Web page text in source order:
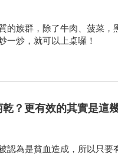
的族群，除了牛肉、菠菜
一炒，就可以上桌囉！
？更有效的其實是這
認為是貧血造成，所以只要